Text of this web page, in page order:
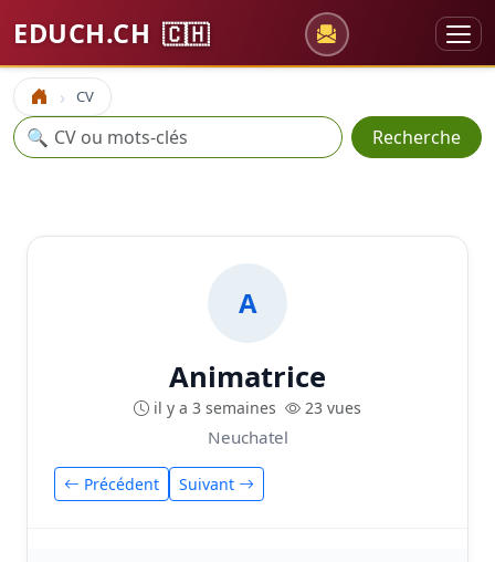
EDUCH.CH 🇨🇭
Accueil CV
Recherche
🔍 Recherche
A
Animatrice
il y a 3 semaines 23 vues
Neuchatel
Précédent Suivant